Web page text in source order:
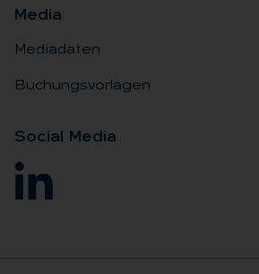
Me­dia
Mediadaten
Buchungsvorlagen
So­ci­al Me­dia